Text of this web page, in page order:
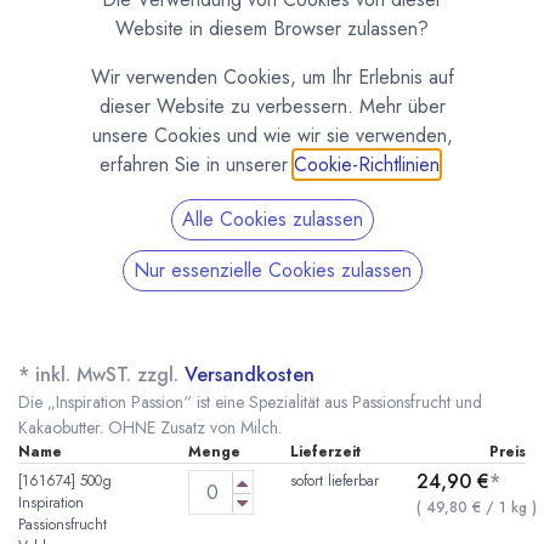
Inspiration Passion - Passionsfruchtkuvertüre
* inkl. MwST. zzgl. Versandkosten
Die „Inspiration Passion“ ist eine Spezialität aus Passionsfrucht und
Kakaobutter. OHNE Zusatz von Milch.
Name Menge Lieferzeit
Preis
[161674] 500g
Inspiration
Passionsfrucht
sofort lieferbar 24,90 €*
( 49,80 € /1 kg )
Website in diesem Browser zulassen?
Wir verwenden Cookies, um Ihr Erlebnis auf
dieser Website zu verbessern. Mehr über
unsere Cookies und wie wir sie verwenden,
erfahren Sie in unserer Cookie-Richtlinien
Alle Cookies zulassen
Nur essenzielle Cookies zulassen